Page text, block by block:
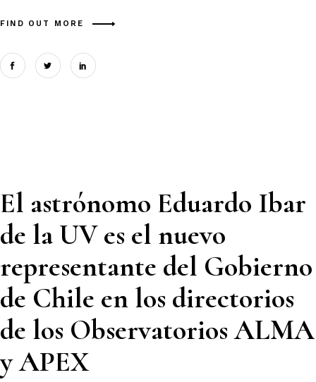
FIND OUT MORE
El astrónomo Eduardo Ibar
de la UV es el nuevo
representante del Gobierno
de Chile en los directorios
de los Observatorios ALMA
y APEX